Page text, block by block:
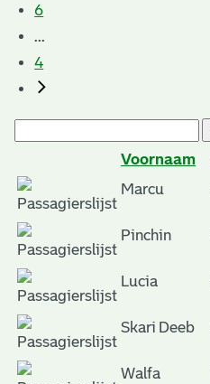
6
...
4
Voornaam
Marcu
Pinchin
Lucia
Skari Deeb
Walfa